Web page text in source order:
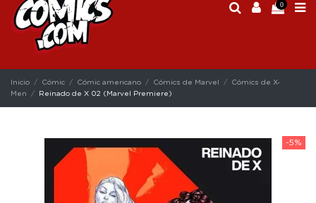
0
Inicio Cómic Cómic americano Cómics de Marvel
Cómics de X-
Men
Reinado de X 02 (Marvel Premiere)
-5%